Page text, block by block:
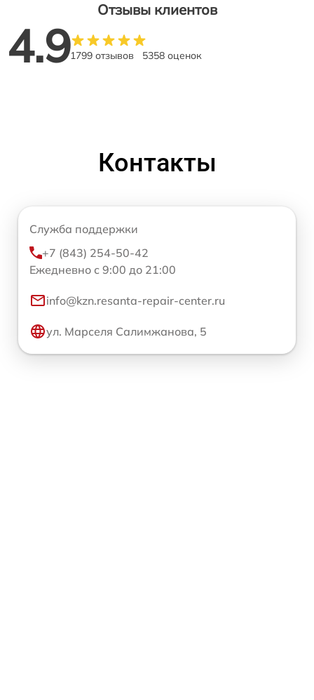
Отзывы клиентов
4.91799 отзывов 5358 оценок
Контакты
Служба поддержки
+7 (843) 254-50-42
Ежедневно с 9:00 до 21:00
info@kzn.resanta-repair-center.ru
ул. Марселя Салимжанова, 5